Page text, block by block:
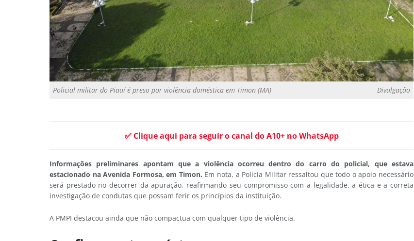
Policial militar do Piauí é preso por violência doméstica em Timon (MA) Divulgação
✅ Clique aqui para seguir o canal do A10+ no WhatsApp
Informações preliminares apontam que a violência ocorreu dentro do carro do policial, que estava
estacionado na Avenida Formosa, em Timon. Em nota, a Polícia Militar ressaltou que todo o apoio necessário
será prestado no decorrer da apuração, reafirmando seu compromisso com a legalidade, a ética e a correta
investigação de condutas que possam ferir os princípios da instituição.
A PMPI destacou ainda que não compactua com qualquer tipo de violência.